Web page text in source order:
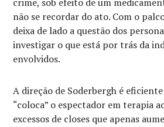
não se recordar do ato. Com o
deixa de lado a questão dos
investigar o que está por trás da
envolvidos.
A direção de Soderbergh é
“coloca” o espectador em terapia
excessos de closes que apenas